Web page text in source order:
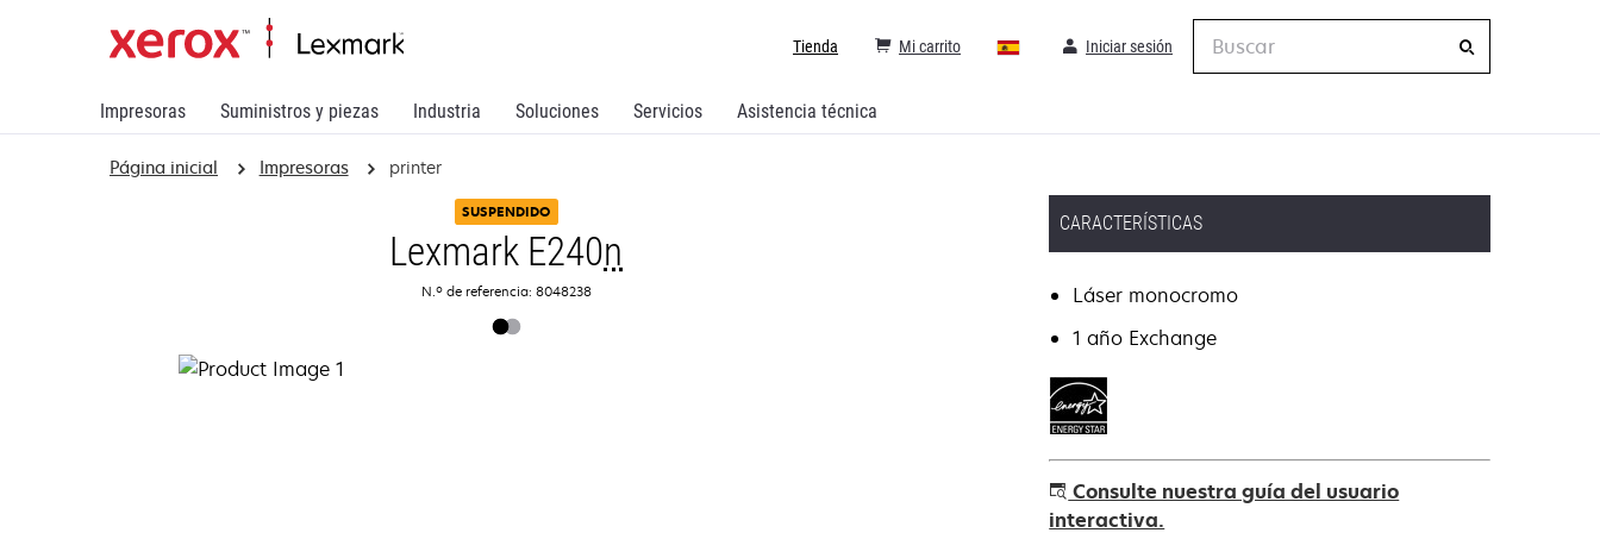
Impresoras Suministros y piezas Industria Soluciones Servicios Asistencia técnica
Tienda Iniciar sesión
Mi carrito
Página inicial Impresoras printer
SUSPENDIDO
Lexmark E240n
N.º de referencia: 8048238
CARACTERÍSTICAS
Láser monocromo
1 año Exchange
Consulte nuestra guía del usuario
interactiva.